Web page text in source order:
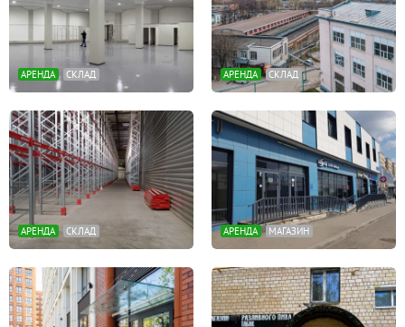
АРЕНДА СКЛАД АРЕНДА СКЛАД
АРЕНДА СКЛАД АРЕНДА МАГАЗИН